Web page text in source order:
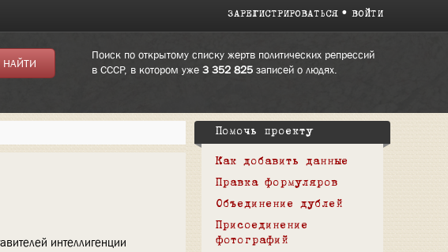
ЗАРЕГИСТРИРОВАТЬСЯ ВОЙТИ
Поиск по открытому списку жертв политических репрессий
в СССР, в котором уже 3 352 825записей о людях.
интеллигенции
Помочь проекту
Как добавить данные
Правка формуляров
Объединение дублей
Присоединение
фотографий